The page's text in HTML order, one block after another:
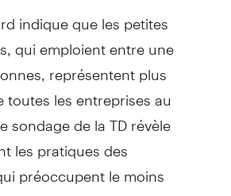
indique que les petites
qui emploient entre une
représentent plus
toutes les entreprises au
sondage de la TD révèle
les pratiques des
préoccupent le moins